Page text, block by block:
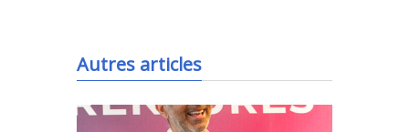
Autres articles